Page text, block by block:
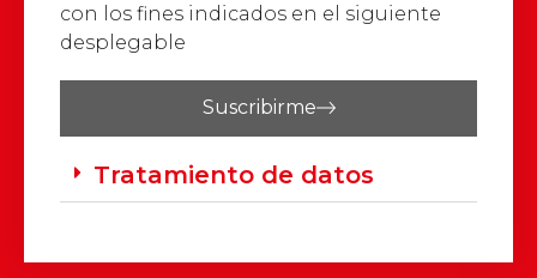
con los fines indicados en el siguiente
desplegable
Suscribirme
Tratamiento de datos